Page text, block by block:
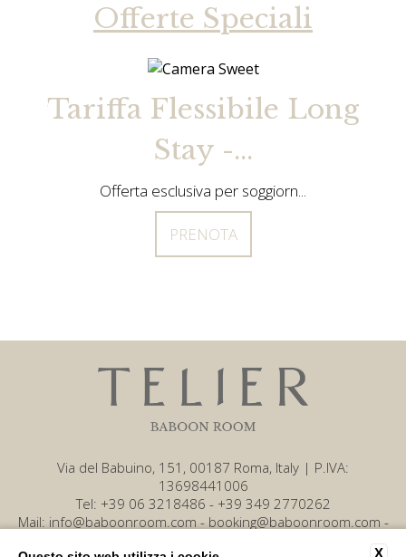
Offerte Speciali
Tariffa Flessibile Long
Stay -...
Offerta esclusiva per soggiorn...
PRENOTA
Via del Babuino, 151, 00187 Roma, Italy | P.IVA:
13698441006
Tel: +39 06 3218486 - +39 349 2770262
Mail: info@baboonroom.com - booking@baboonroom.com -
X